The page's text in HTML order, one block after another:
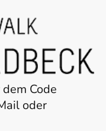
Code
oder